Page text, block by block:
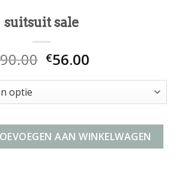
suitsuit sale
90.00 €56.00
AAN WINKELWAGEN